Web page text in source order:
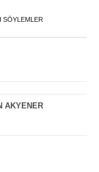
SÖYLEMLER
AKYENER